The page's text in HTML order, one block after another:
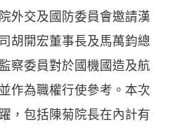
外交及國防委員會邀請漢
胡開宏董事長及馬萬鈞總
察委員對於國機國造及航
作為職權行使參考。本次
，包括陳菊院長在內計有